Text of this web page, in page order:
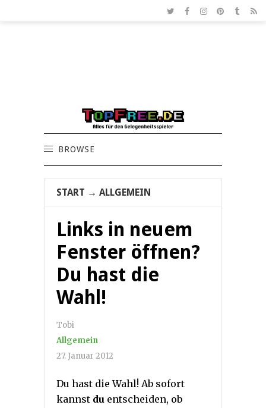
BROWSE
START → ALLGEMEIN
Links in neuem
Fenster öffnen?
Du hast die
Wahl!
Tobi
Allgemein
27. Januar 2012
Du hast die Wahl! Ab sofort
kannst du entscheiden, ob